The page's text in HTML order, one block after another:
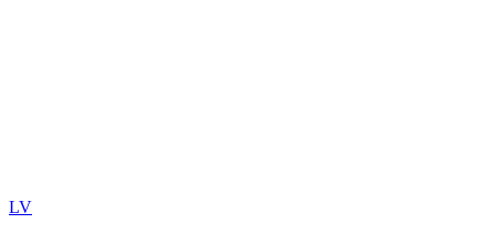
LV